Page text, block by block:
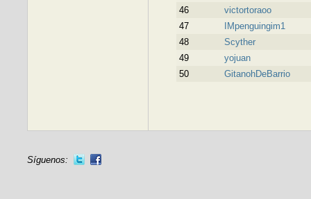
46
victortoraoo
47
IMpenguingim1
48
Scyther
49
yojuan
50
GitanohDeBarrio
Síguenos: